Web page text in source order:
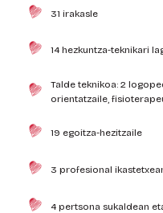
31 irakasle
14 hezkuntza-teknikari
Talde teknikoa: 2
orientatzaile,
19 egoitza-hezitzaile
3 profesional
4 pertsona sukaldean